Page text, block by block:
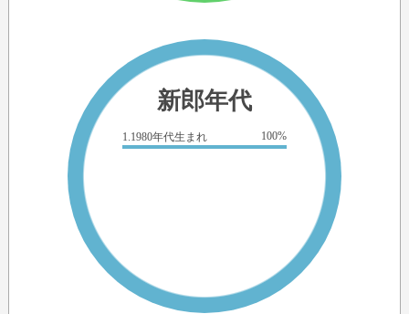
新郎年代
1.1980年代生まれ 100%